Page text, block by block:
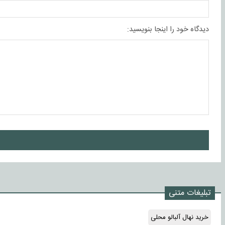
دیدگاه خود را اینجا بنویسید:
تبلیغات متنی
خرید نهال آلبالو محلی